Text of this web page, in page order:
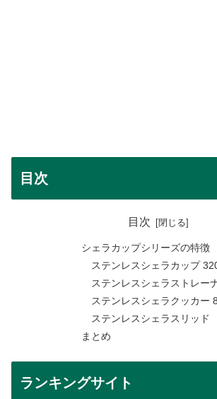
目次
目次
シェラカップシリーズの特徴
ステンレスシェラカップ
ステンレスシェラストレー
ステンレスシェラクッカー
ステンレスシェラスリッド
まとめ
ランキングサイト